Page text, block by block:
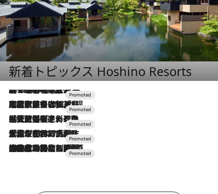
新着トピックス Hoshino Resorts
2026.8.7
【トンボの足水浴】ヒノキの香りに包まれて涼感マックス！約13℃の湧水かけ流しを避暑地「星野温泉 トンボの湯」で体験
2026.7.31
【ホテル帰省】という選択肢をOMOが提案。家族とほどよい距離を保つには「昼は実家、夜は気兼ねなくホテルで！」
2026.7.24
【夏限定ディナーコース】旬を迎える稚鮎や花ズッキーニなどをイタリア・トスカーナの郷土料理の手法で満喫！
2026.7.17
「土佐和ハーブかき氷」がOMO7高知に登場！生姜、山椒、大葉など目にも舌にも涼を呼ぶ郷土の味
2026.7.10
NEW OPEN！【界 草津】名湯の地に誕生。趣の異なる2種の温泉と上州ならではの会席・蕎麦割烹など美食を味わう究極の癒やし旅